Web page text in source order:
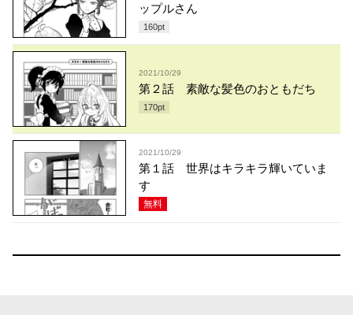
ップルさん
160pt
2021/10/29
第２話 素敵な髪色のおともだち
170pt
2021/10/29
第１話 世界はキラキラ輝いていま
す
無料